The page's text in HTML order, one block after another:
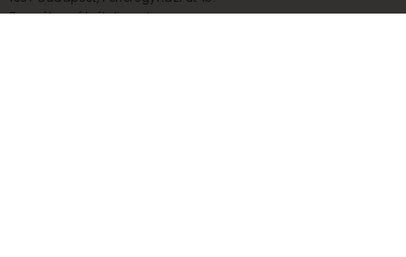
Személyes átvételi pont